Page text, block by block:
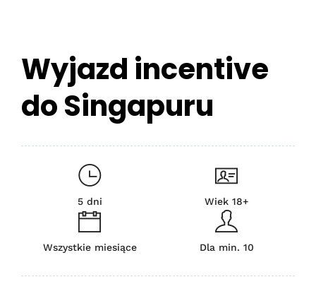
Wyjazd incentive
do Singapuru
5 dni Wiek 18+
Wszystkie miesiące Dla min. 10